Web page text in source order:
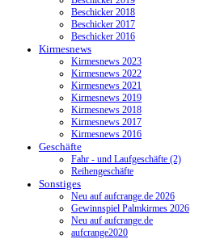
Beschicker 2018
Beschicker 2017
Beschicker 2016
Kirmesnews
Kirmesnews 2023
Kirmesnews 2022
Kirmesnews 2021
Kirmesnews 2019
Kirmesnews 2018
Kirmesnews 2017
Kirmesnews 2016
Geschäfte
Fahr - und Laufgeschäfte (2)
Reihengeschäfte
Sonstiges
Neu auf aufcrange.de 2026
Gewinnspiel Palmkirmes 2026
Neu auf aufcrange.de
aufcrange2020